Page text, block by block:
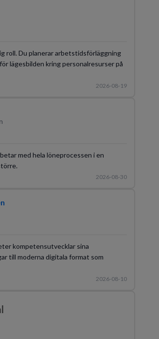
roll. Du planerar arbetstidsförläggning
lägesbilden kring personalresurser på
2026-08-19
med hela löneprocessen i en
2026-08-30
kompetensutvecklar sina
till moderna digitala format som
2026-08-10